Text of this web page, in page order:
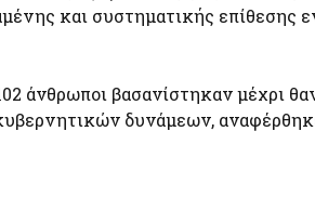
και συστηματικής επίθεσης
άνθρωποι βασανίστηκαν μέχρι
κυβερνητικών δυνάμεων,